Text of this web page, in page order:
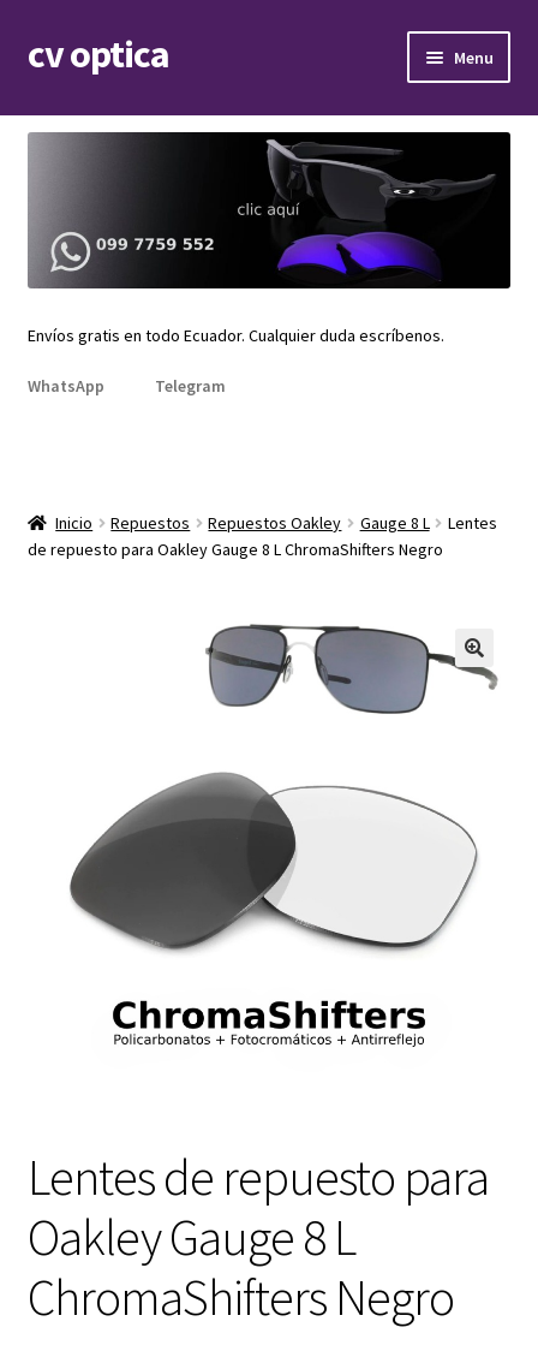
Skip
to
Skip
to
cv optica Menu
Armazones de lentes
child
menu
Expand
Repuestos
menu
Envíos gratis en todo Ecuador. Cualquier duda escríbenos.
WhatsApp Telegram
Inicio Repuestos Repuestos Oakley Gauge 8 L
Lentes
de repuesto para Oakley Gauge 8 L ChromaShifters Negro
Lentes de repuesto para
Oakley Gauge 8 L
ChromaShifters Negro